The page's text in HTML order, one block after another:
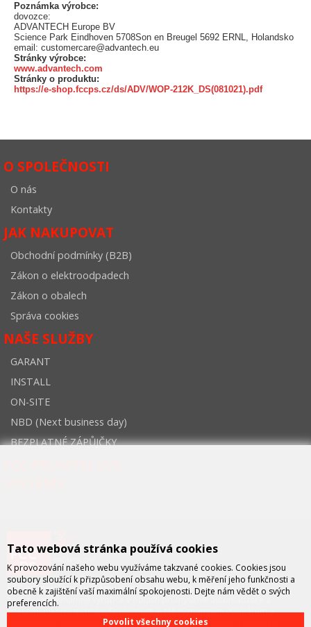
Poznámka výrobce:
dovozce:
ADVANTECH Europe BV
Science Park Eindhoven 5708Son en Breugel 5692 ERNL, Holandsko
email: customercare@advantech.eu
Stránky výrobce:
www.advantech.com
Stránky o produktu:
https://e-shop.fccps.cz/ds/ADV/WOP-212K_DS(081021).pdf
O SPOLEČNOSTI
O nás
Kontakty
JAK NAKUPOVAT
Obchodní podmínky (B2B)
Zákon o elektroodpadech
Zákon o obalech
Správa cookies
NAŠE SLUŽBY
GARANT
INSTALL
ON-SITE
NBD (Next business day)
BEZPLATNÉ ZÁPŮJČKY
FCC průmyslové systémyje technicko – obchodní společností,
zastupující významné výrobce v oblasti průmyslové automatizace a
telekomunikační techniky. Společnost je též významným vývojářem a
integrátorem se specializací na systémy strojového vidění a pokročilé
Tato webová stránka používá cookies
K provozování našeho webu využíváme takzvané cookies. Cookies jsou
soubory sloužící k přizpůsobení obsahu webu, k měření jeho funkčnosti a
obecně k zajištění vaší maximální spokojenosti. Dejte nám vědět o svých
preferencích.
Povolit všechny cookies